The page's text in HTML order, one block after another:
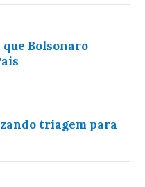
Bolsonaro
triagem para